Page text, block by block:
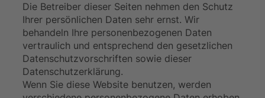
Die Betreiber dieser Seiten nehmen den Schutz
Ihrer persönlichen Daten sehr ernst. Wir
behandeln Ihre personenbezogenen Daten
vertraulich und entsprechend den gesetzlichen
Datenschutzvorschriften sowie dieser
Datenschutzerklärung.
Wenn Sie diese Website benutzen, werden